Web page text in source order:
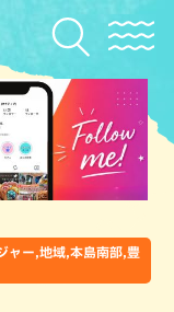
ャー,地域,本島南部,豊